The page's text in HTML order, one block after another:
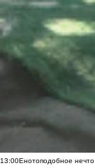
13:00Енотоподобное